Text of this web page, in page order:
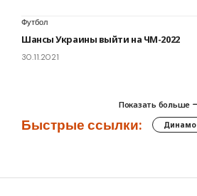
Футбол
Шансы Украины выйти на ЧМ-2022
30.11.2021
Показать больше
Быстрые ссылки: Динамо